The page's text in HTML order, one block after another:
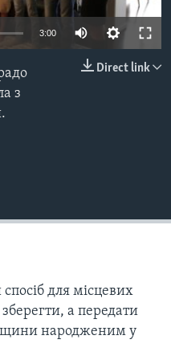
3:00
Direct link
з
для місцевих
а передати
народженим у